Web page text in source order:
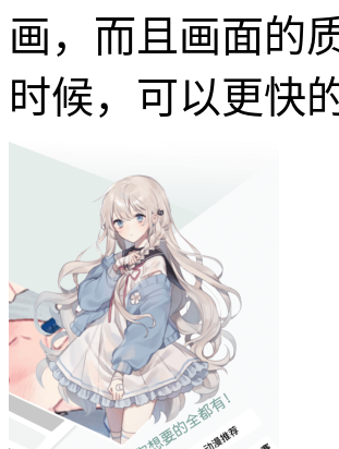
画，而且画面的
时候，可以更快